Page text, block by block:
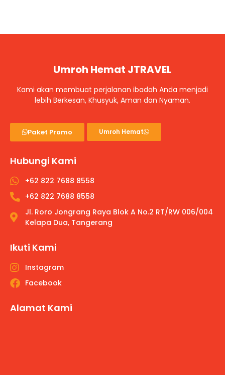
Umroh Hemat JTRAVEL
Kami akan membuat perjalanan ibadah Anda menjadi
lebih Berkesan, Khusyuk, Aman dan Nyaman.
Paket Promo Umroh Hemat
Hubungi Kami
+62 822 7688 8558
+62 822 7688 8558
Jl. Roro Jongrang Raya Blok A No.2 RT/RW 006/004
Kelapa Dua, Tangerang
Ikuti Kami
Instagram
Facebook
Alamat Kami